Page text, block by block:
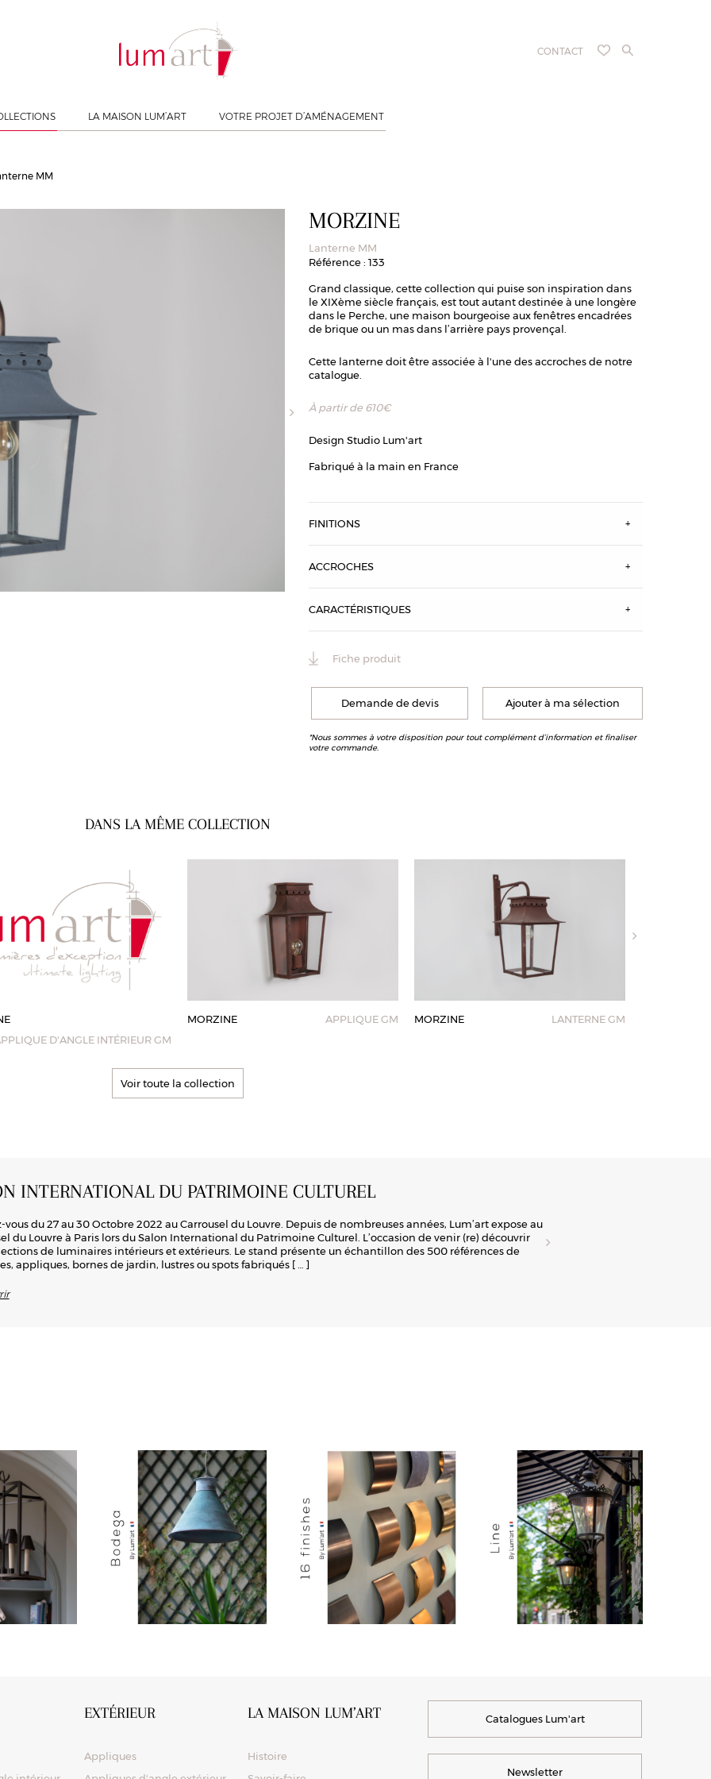
CONTACT
LA MAISON LUM’ART VOTRE PROJET D’AMÉNAGEMENT
MM
Lanterne Morzine MM - Finition vieux zinc
MORZINE
Lanterne MM
Référence : 133
Grand classique, cette collection qui puise son inspiration dans
le XIXème siècle français, est tout autant destinée à une longère
dans le Perche, une maison bourgeoise aux fenêtres encadrées
de brique ou un mas dans l’arrière pays provençal.
Cette lanterne doit être associée à l'une des accroches de notre
catalogue.
À partir de 610€
Design Studio Lum'art
Fabriqué à la main en France
FINITIONS
ACCROCHES
CARACTÉRISTIQUES
Fiche produit
Ajouter à ma sélection
Demande de devis
*Nous sommes à votre disposition pour tout complément d’information et finaliser
votre commande.
DANS LA MÊME COLLECTION
D'ANGLE INTÉRIEUR GM
MORZINE APPLIQUE GM MORZINE LANTERNE GM
Voir toute la collection
INTERNATIONAL DU PATRIMOINE CULTUREL
vous du 27 au 30 Octobre 2022 au Carrousel du Louvre. Depuis de nombreuses années, Lum’art expose au
du Louvre à Paris lors du Salon International du Patrimoine Culturel. L’occasion de venir (re) découvrir
de luminaires intérieurs et extérieurs. Le stand présente un échantillon des 500 références de
appliques, bornes de jardin, lustres ou spots fabriqués [ … ]
EXTÉRIEUR
Appliques
LA MAISON LUM’ART
Histoire
Catalogues Lum'art
Newsletter